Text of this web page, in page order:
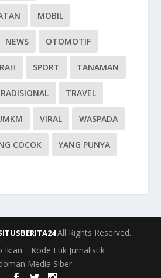
MOBIL
NEWS OTOMOTIF
SPORT TANAMAN
TRAVEL
VIRAL WASPADA
COCOK YANG PUNYA
All Rights Reserved.
Iklan
Kode Etik Jurnalistik
Media Siber